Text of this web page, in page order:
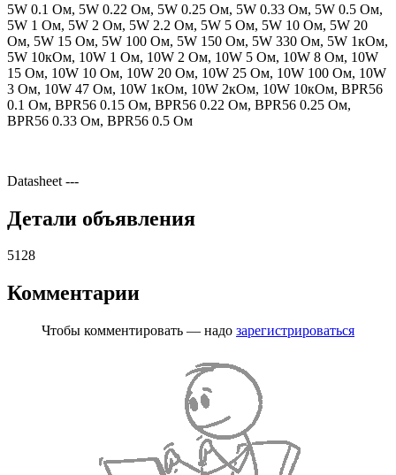
5W 0.1 Ом, 5W 0.22 Ом, 5W 0.25 Ом, 5W 0.33 Ом, 5W 0.5 Ом,
5W 1 Ом, 5W 2 Ом, 5W 2.2 Ом, 5W 5 Ом, 5W 10 Ом, 5W 20
Ом, 5W 15 Ом, 5W 100 Ом, 5W 150 Ом, 5W 330 Ом, 5W 1кОм,
5W 10кОм, 10W 1 Ом, 10W 2 Ом, 10W 5 Ом, 10W 8 Ом, 10W
15 Ом, 10W 10 Ом, 10W 20 Ом, 10W 25 Ом, 10W 100 Ом, 10W
3 Ом, 10W 47 Ом, 10W 1кОм, 10W 2кОм, 10W 10кОм, BPR56
0.1 Ом, BPR56 0.15 Ом, BPR56 0.22 Ом, BPR56 0.25 Ом,
BPR56 0.33 Ом, BPR56 0.5 Ом
Datasheet ---
Детали объявления
5128
Комментарии
Чтобы комментировать — надо зарегистрироваться